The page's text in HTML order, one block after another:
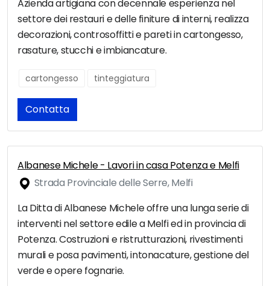
Azienda artigiana con decennale esperienza nel
settore dei restauri e delle finiture di interni, realizza
decorazioni, controsoffitti e pareti in cartongesso,
rasature, stucchi e imbiancature.
cartongesso tinteggiatura
Contatta
Albanese Michele - Lavori in casa Potenza e Melfi
Strada Provinciale delle Serre, Melfi
La Ditta di Albanese Michele offre una lunga serie di
interventi nel settore edile a Melfi ed in provincia di
Potenza. Costruzioni e ristrutturazioni, rivestimenti
murali e posa pavimenti, intonacature, gestione del
verde e opere fognarie.